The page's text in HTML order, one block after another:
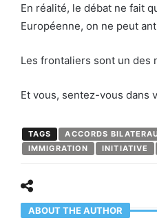
En réalité, le débat ne fait
Européenne, on ne peut
Les frontaliers sont un des
Et vous, sentez-vous dans
TAGS ACCORDS
IMMIGRATION
INITIATIVE
ABOUT THE AUTHOR